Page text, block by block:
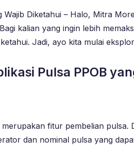
Diketahui – Halo, Mitra
kalian yang ingin lebih
Jadi, ayo kita mulai
Pulsa PPOB
fitur pembelian
dan nominal pulsa yang